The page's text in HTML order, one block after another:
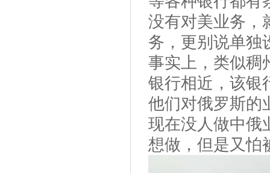
没有对美业务，
务，更别说单独
事实上，类似稠
银行相近，该银
他们对俄罗斯的
现在没人做中俄
想做，但是又怕